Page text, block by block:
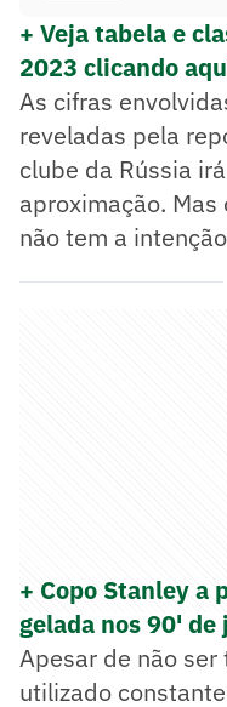
+ Veja tabela e
2023 clicando
As cifras
reveladas pela
clube da Rússia
aproximação.
não tem a
+ Copo Stanley a
gelada nos 90' de
Apesar de não
utilizado